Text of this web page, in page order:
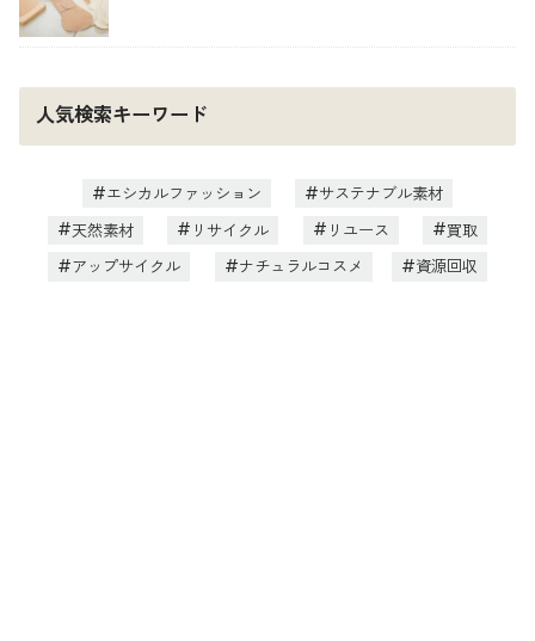
人気検索キーワード
エシカルファッション
サステナブル素材
天然素材
リサイクル リユース
買取
アップサイクル
ナチュラルコスメ 資源回収